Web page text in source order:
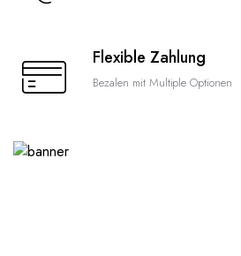
Flexible Zahlung
Bezalen mit Multiple Optionen